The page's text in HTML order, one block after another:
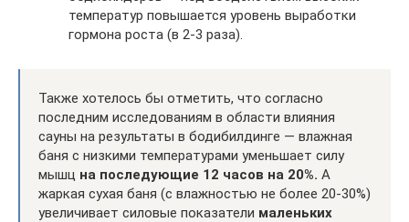
температур повышается уровень выработки
гормона роста (в 2-3 раза).
Также хотелось бы отметить, что согласно
последним исследованиям в области влияния
сауны на результаты в бодибилдинге — влажная
баня с низкими температурами уменьшает силу
мышц на последующие 12 часов на 20%. А
жаркая сухая баня (с влажностью не более 20-30%)
увеличивает силовые показатели маленьких